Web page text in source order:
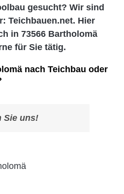
gesucht? Wir sind
Teichbauen.net. Hier
in 73566 Bartholomä
für Sie tätig.
nach Teichbau oder
Sie uns!